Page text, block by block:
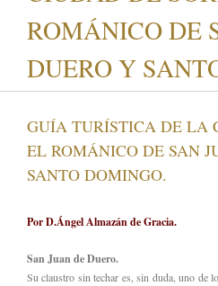
ROMÁNICO DE
DUERO Y
GUÍA TURÍSTICA DE LA
EL ROMÁNICO DE SAN
SANTO DOMINGO.
Por D.Ángel Almazán de Gracia.
San Juan de Duero.
Su claustro sin techar es, sin duda, uno de